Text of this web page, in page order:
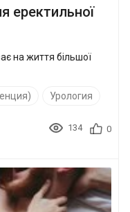
еректильної
на життя більшої
Урология
134 0